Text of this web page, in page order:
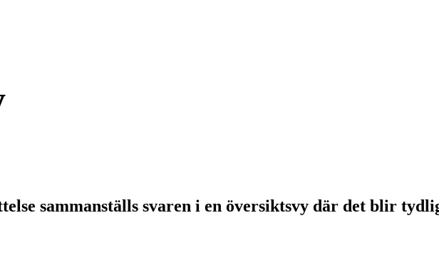
sammanställs svaren i en översiktsvy där det blir